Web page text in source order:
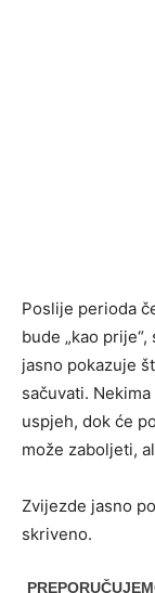
Poslije perioda
bude „kao
jasno pokazuje
sačuvati.
uspjeh, dok će
može zaboljeti,
Zvijezde jasno
skriveno.